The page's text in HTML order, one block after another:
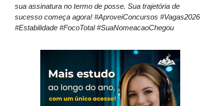
sua assinatura no termo de posse. Sua trajetória de
sucesso começa agora! #AproveiConcursos #Vagas2026
#Estabilidade #FocoTotal #SuaNomeacaoChegou